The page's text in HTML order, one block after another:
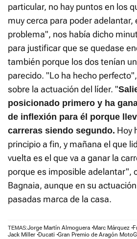
particular, no hay puntos en los
muy cerca para poder adelantar,
problema", nos había dicho
para justificar que se quedase
también porque los dos tenían
parecido. "Lo ha hecho
sobre la actuación del líder. "
posicionado primero y ha
de inflexión para él porque
carreras siendo segundo. Hoy
principio a fin, y mañana el que
vuelta es el que va a ganar la
porque es imposible adelantar",
Bagnaia, aunque en su
pasadas marca de la casa.
TEMAS:Jorge Martín Almoguera Marc Márquez
Jack Miller Ducati Gran Premio de Aragón